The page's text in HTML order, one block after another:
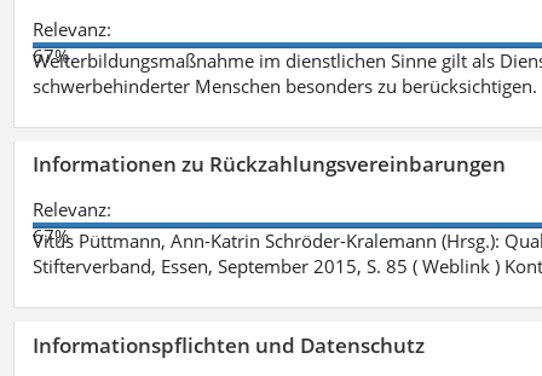
Relevanz:
67%
Weiterbildungsmaßnahme im dienstlichen Sinne gilt als
schwerbehinderter Menschen besonders zu berücksichtigen.
Informationen zu Rückzahlungsvereinbarungen
Relevanz:
67%
Vitus Püttmann, Ann-Katrin Schröder-Kralemann (Hrsg.):
Stifterverband, Essen, September 2015, S. 85 ( Weblink )
Informationspflichten und Datenschutz